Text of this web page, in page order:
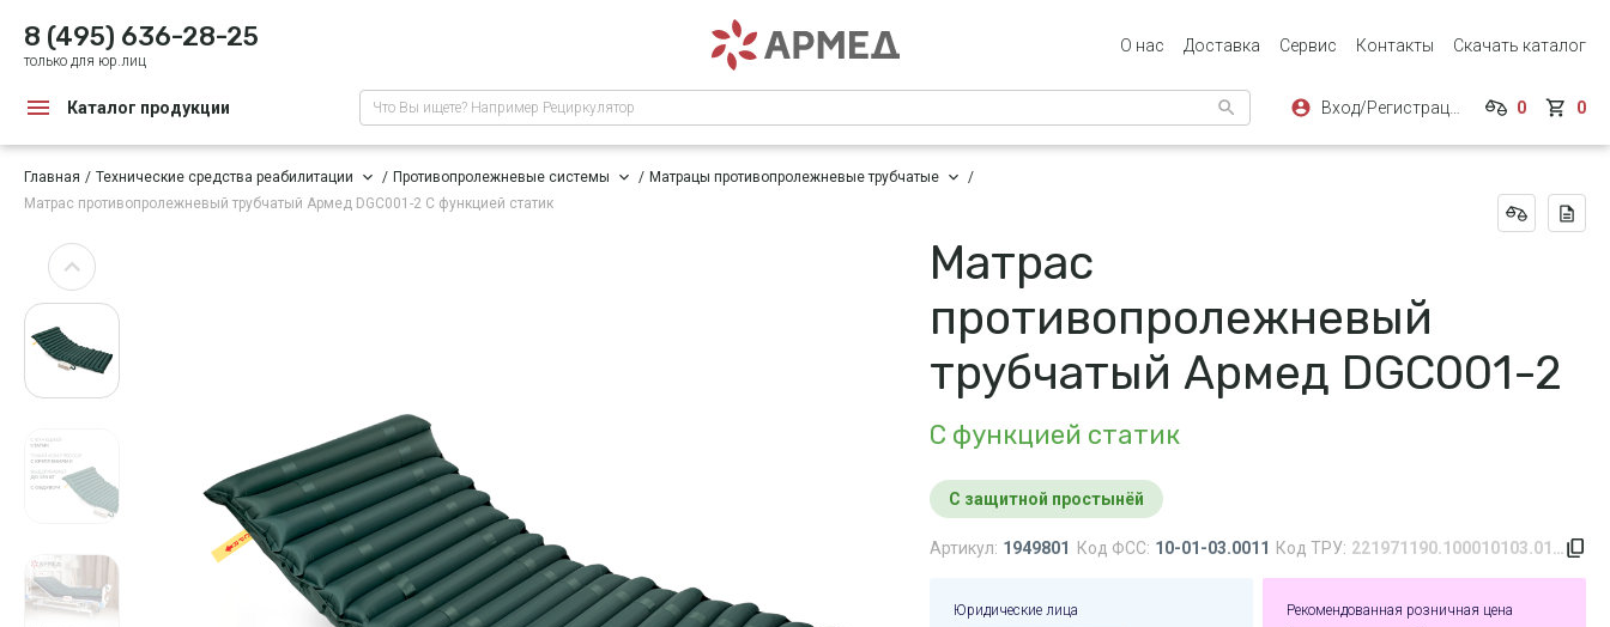
8 (495) 636-28-25
только для юр.лиц
О нас Доставка Сервис Контакты Скачать каталог
Каталог продукции Что Вы ищете? Например Рециркулятор 0 0
Главная Технические средства реабилитации Противопролежневые системы
Матрацы противопролежневые трубчатые
Матрас противопролежневый трубчатый Армед DGC001-2 С функцией статик
Матрас
противопролежневый
трубчатый Армед DGC001-2
С функцией статик
С защитной простынёй
Артикул: 1949801 Код ФСС: 10-01-03.0011 Код ТРУ:
Юридические лица Рекомендованная розничная цена